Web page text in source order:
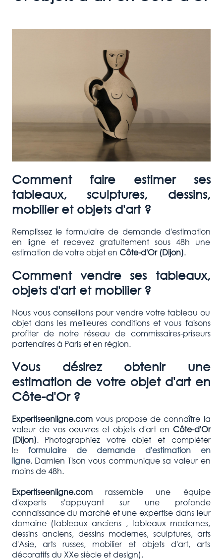
Comment faire estimer ses
tableaux, sculptures, dessins,
mobilier et objets d'art ?
Remplissez le formulaire de demande d'estimation
en ligne et recevez gratuitement sous 48h une
estimation de votre objet en Côte-d'Or (Dijon).
Comment vendre ses tableaux,
objets d'art et mobilier ?
Nous vous conseillons pour vendre votre tableau ou
objet dans les meilleures conditions et vous faisons
profiter de notre réseau de commissaires-priseurs
partenaires à Paris et en région.
Vous désirez obtenir une
estimation de votre objet d'art en
Côte-d'Or ?
Expertiseenligne.comvous propose de connaître la
valeur de vos oeuvres et objets d'art en Côte-d'Or
(Dijon). Photographiez votre objet et compléter
le formulaire de demande d'estimation en
ligne. Damien Tison vous communique sa valeur en
moins de 48h.
Expertiseenligne.comrassemble une équipe
d'experts s'appuyant sur une profonde
connaissance du marché et une expertise dans leur
domaine (tableaux anciens , tableaux modernes,
dessins anciens, dessins modernes, sculptures, arts
d'Asie, arts russes, mobilier et objets d'art, arts
décoratifs du XXe siècle et design).